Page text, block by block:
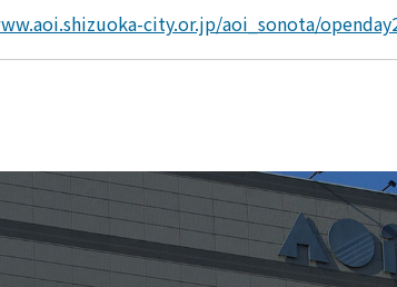
city.or.jp/aoi_sonota/